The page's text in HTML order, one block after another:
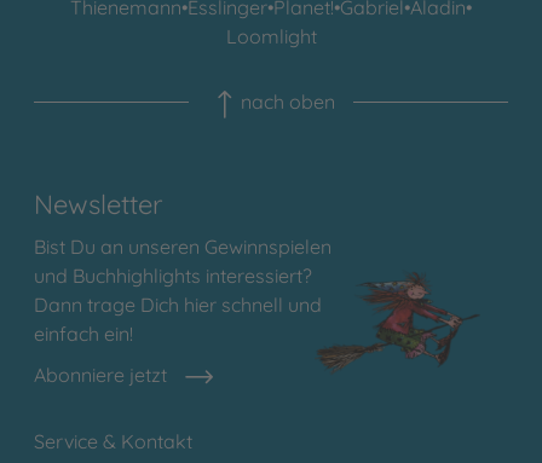
Thienemann•Esslinger•Planet!•Gabriel•Aladin•
Loomlight
nach oben
Newsletter
Bist Du an unseren Gewinnspielen
und Buchhighlights interessiert?
Dann trage Dich hier schnell und
einfach ein!
Abonniere jetzt
Service & Kontakt